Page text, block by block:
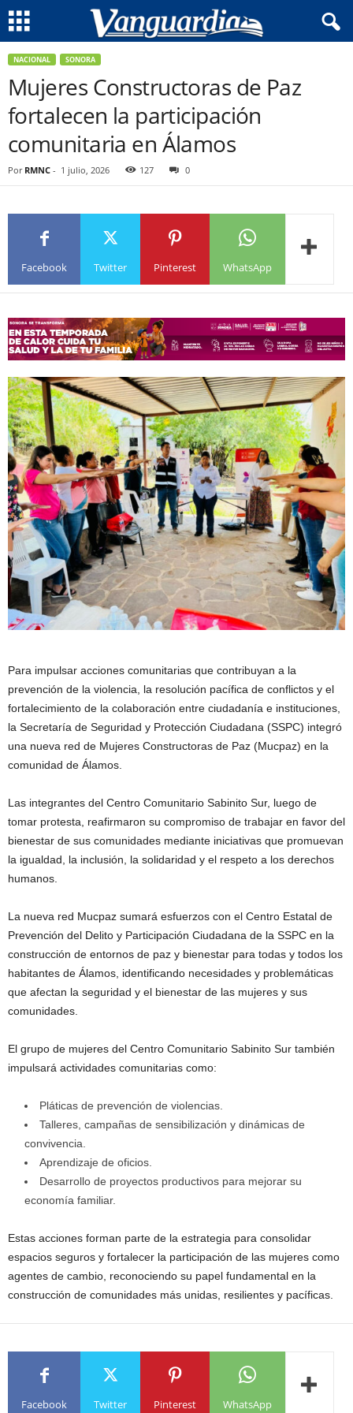
NACIONAL SONORA
Mujeres Constructoras de Paz
fortalecen la participación
comunitaria en Álamos
Por RMNC - 1 julio, 2026 127 0
Facebook Twitter Pinterest WhatsApp
Para impulsar acciones comunitarias que contribuyan a la
prevención de la violencia, la resolución pacífica de conflictos y el
fortalecimiento de la colaboración entre ciudadanía e instituciones,
la Secretaría de Seguridad y Protección Ciudadana (SSPC) integró
una nueva red de Mujeres Constructoras de Paz (Mucpaz) en la
comunidad de Álamos.
Las integrantes del Centro Comunitario Sabinito Sur, luego de
tomar protesta, reafirmaron su compromiso de trabajar en favor del
bienestar de sus comunidades mediante iniciativas que promuevan
la igualdad, la inclusión, la solidaridad y el respeto a los derechos
humanos.
La nueva red Mucpaz sumará esfuerzos con el Centro Estatal de
Prevención del Delito y Participación Ciudadana de la SSPC en la
construcción de entornos de paz y bienestar para todas y todos los
habitantes de Álamos, identificando necesidades y problemáticas
que afectan la seguridad y el bienestar de las mujeres y sus
comunidades.
El grupo de mujeres del Centro Comunitario Sabinito Sur también
impulsará actividades comunitarias como:
Pláticas de prevención de violencias.
Talleres, campañas de sensibilización y dinámicas de
convivencia.
Aprendizaje de oficios.
Desarrollo de proyectos productivos para mejorar su
economía familiar.
Estas acciones forman parte de la estrategia para consolidar
espacios seguros y fortalecer la participación de las mujeres como
agentes de cambio, reconociendo su papel fundamental en la
construcción de comunidades más unidas, resilientes y pacíficas.
Facebook Twitter Pinterest WhatsApp